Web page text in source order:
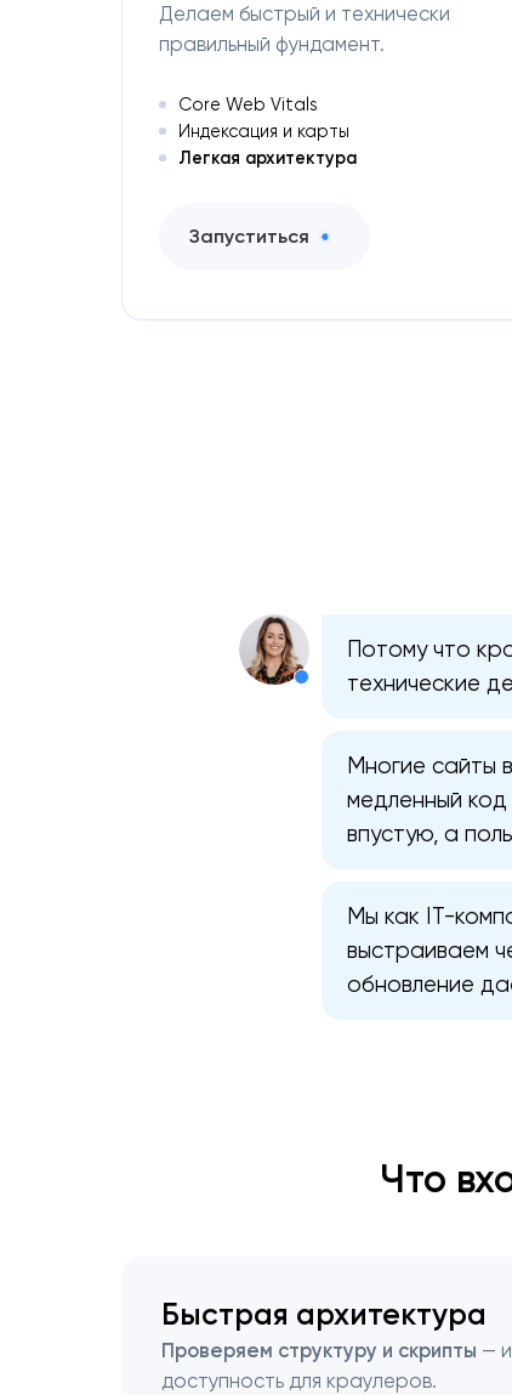
Делаем быстрый и технически
правильный фундамент.
Core Web Vitals
Индексация и карты
Легкая архитектура
Запуститься
Потому что
технические
Многие сайты
медленный
впустую, а
Мы как IT-
выстраиваем
обновление
Что
Быстрая архитектура
Проверяем структуру и скрипты —
доступность для краулеров.